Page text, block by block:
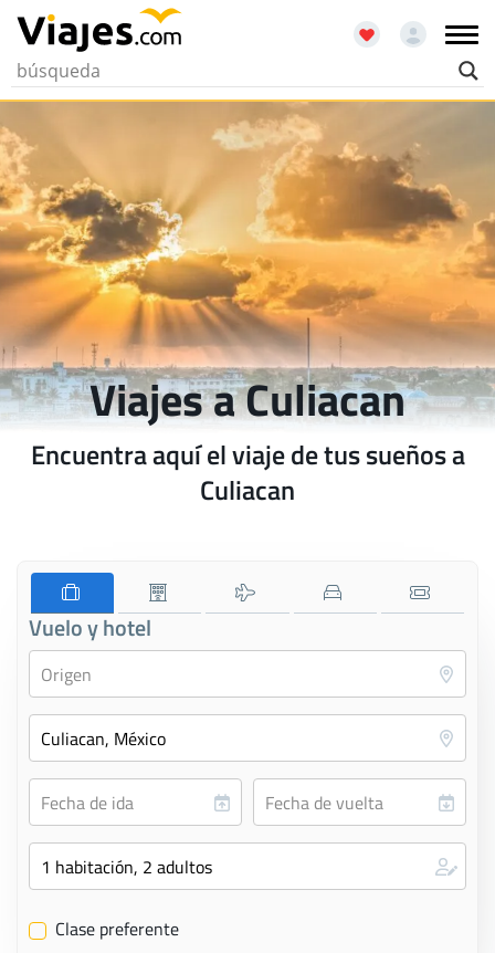
Viajes a Culiacan
Encuentra aquí el viaje de tus sueños a
Culiacan
Vuelo y hotel
✔ Clase preferente